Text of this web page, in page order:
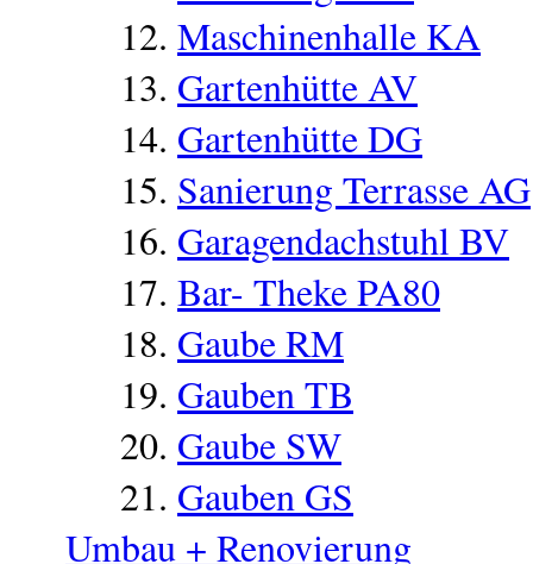
Maschinenhalle KA
Gartenhütte AV
Gartenhütte DG
Sanierung Terrasse AG
Garagendachstuhl BV
Bar- Theke PA80
Gaube RM
Gauben TB
Gaube SW
Gauben GS
Umbau + Renovierung